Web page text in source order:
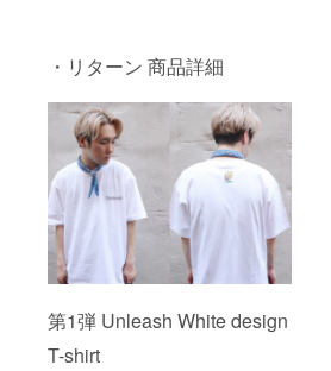
・リターン 商品詳細
第1弾 Unleash White design
T-shirt